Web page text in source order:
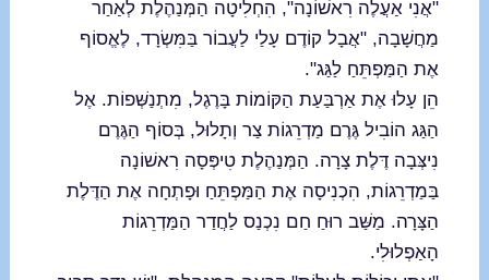
"אֲנִי אַעֲלֶה רִאשׁוֹנָה", הִחְלִיטָה הַמְּנַהֶלֶת לְאַחַר
מַחֲשָׁבָה, "אֲבָל קוֹדֶם עָלַי לַעֲבוֹר בַּמִּשְׂרָד, לֶאֱסוֹף
אֶת הַמַּפְתֵּחַ לַגַּג".
הֵן עָלוּ אֶת אַרְבַּעַת הַקּוֹמוֹת בָּרֶגֶל, מִתְנַשְּׁפוֹת. אֶל
הַגַּג הוֹבִיל גֶּרֶם מַדְרֵגוֹת צַר וְתָלוּל, בְּסוֹף הַגֶּרֶם
נִיצְּבָה דֶּלֶת צָרָה. הַמְּנַהֶלֶת טִיפְּסָה רִאשׁוֹנָה
בַּמַדְרֵגוֹת, הִכְנִיסָה אֶת הַמַּפְתֵּחַ וּפָתְחָה אֶת הַדֶּלֶת
הַצָּרָה. מַשַּׁב רוּחַ חַם נִכְנַס לַחֲדַר הַמַּדְרֵגוֹת
הָאַפְלוּלִי.